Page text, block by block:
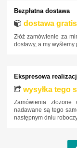
Mazda
Mini
Nissan
Bezpłatna dostawa
dostawa gratis
Złóż zamówienie za
dostawy, a my wyślemy
Ekspresowa
wysyłka tego
Zamówienia
nadawane są tego
następnym dniu